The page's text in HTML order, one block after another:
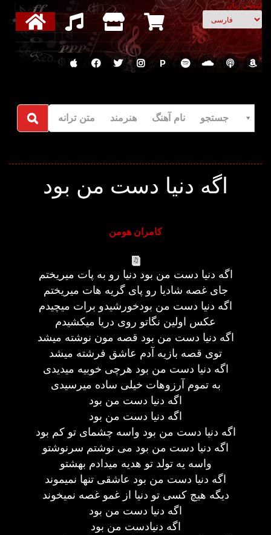
انتخاب زبان
P
جستجو نام آهنگ هنرمند متن ترانه
اگه دنیا دست من بود
کامران هومن
اگه دنیا دست من بود دنیا رو به پات میریختم
جای غصه شادیا رو پای گریه هات میریختم
اگه دنیا دست من بودخورشیدو برات میچیدم
عکس اولین نگاتو روی دریا میکشیدم
اگه دنیا دست من بود قصه مون نوشته میشد
توی قصه بازیه آدم عاشق فرشته میشد
اگه دنیا دست من بود هرچی خوبیه میدیدی
به تموم آرزوهات خیلی ساده میرسیدی
اگه دنیا دست من بود
اگه دنیا دست من بود
اگه دنیا دست من بود واسه چشمای تو کم بود
اگه دنیا دست من بود می نوشتم سرنوشتو
واسه یه تولد تو هدیه میدادم بهشتو
اگه دنیا دست من بود عاشقی تنها نمیموند
دیگه هیچ کسی تو دنیا از غمو غصه نمیخوند
اگه دنیا دست من بود
اگه دنیادست من بود